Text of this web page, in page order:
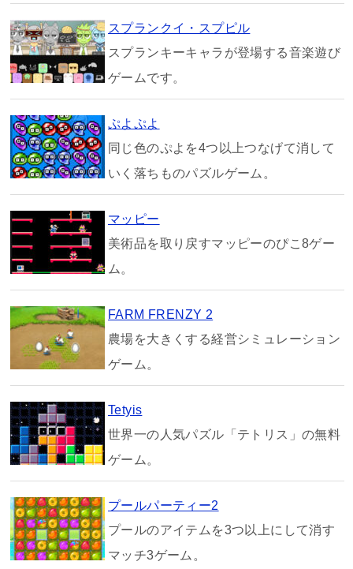
スプランクイ・スプピル
スプランキーキャラが登場する音楽遊び
ゲームです。
ぷよぷよ
同じ色のぷよを4つ以上つなげて消して
いく落ちものパズルゲーム。
マッピー
美術品を取り戻すマッピーのぴこ8ゲー
ム。
FARM FRENZY 2
農場を大きくする経営シミュレーション
ゲーム。
Tetyis
世界一の人気パズル「テトリス」の無料
ゲーム。
プールパーティー2
プールのアイテムを3つ以上にして消す
マッチ3ゲーム。